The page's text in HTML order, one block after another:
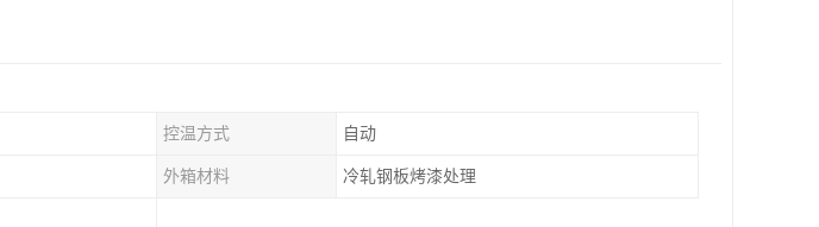
控温方式 自动
外箱材料 冷轧钢板烤漆处理